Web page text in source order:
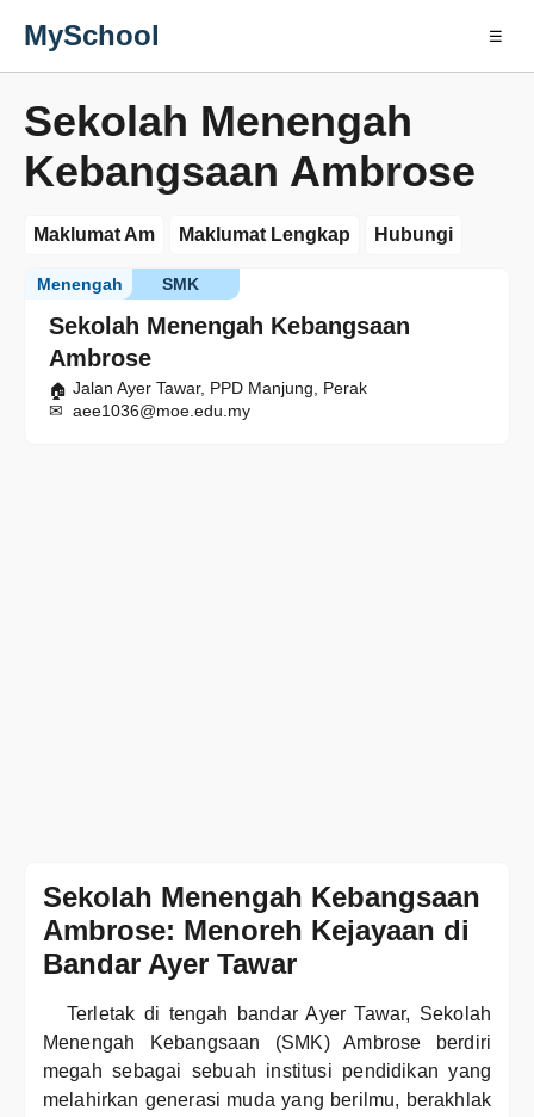
MySchool ☰
Sekolah Menengah
Kebangsaan Ambrose
Maklumat Am Maklumat Lengkap Hubungi
Sekolah Menengah Kebangsaan
Ambrose
SMK
Menengah
Jalan Ayer Tawar, PPD Manjung, Perak
aee1036@moe.edu.my
Sekolah Menengah Kebangsaan
Ambrose: Menoreh Kejayaan di
Bandar Ayer Tawar
Terletak di tengah bandar Ayer Tawar, Sekolah
Menengah Kebangsaan (SMK) Ambrose berdiri
megah sebagai sebuah institusi pendidikan yang
melahirkan generasi muda yang berilmu, berakhlak